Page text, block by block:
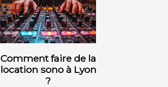
Comment faire de la
location sono à Lyon
?